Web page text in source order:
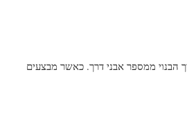
הבנוי ממספר אבני דרך. כאשר מבצעים